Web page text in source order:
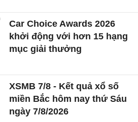
Car Choice Awards 2026
khởi động với hơn 15 hạng
mục giải thưởng
XSMB 7/8 - Kết quả xổ số
miền Bắc hôm nay thứ Sáu
ngày 7/8/2026